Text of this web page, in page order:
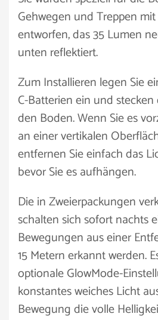
Gehwegen und Treppen
entworfen, das 35 Lumen
unten reflektiert.
Zum Installieren legen Sie
C-Batterien ein und
den Boden. Wenn Sie es
an einer vertikalen
entfernen Sie einfach das
bevor Sie es aufhängen.
Die in Zweierpackungen
schalten sich sofort nachts
Bewegungen aus einer
15 Metern erkannt werden.
optionale GlowMode-
konstantes weiches Licht
Bewegung die volle